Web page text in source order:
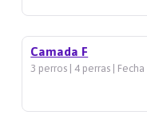
Camada F
3 perros | 4 perras |